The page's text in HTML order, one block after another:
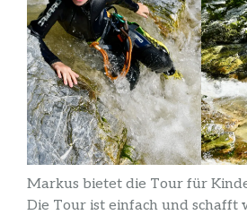
Markus bietet die Tour für
Die Tour ist einfach und schafft